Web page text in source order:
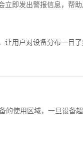
立即发出警报信息，帮
用户对设备分布一目
的使用区域，一旦设备